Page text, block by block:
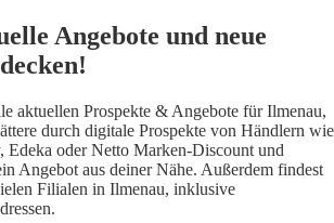
Angebote und neue
aktuellen Prospekte & Angebote für Ilmenau,
durch digitale Prospekte von Händlern wie
oder Netto Marken-Discount und
Angebot aus deiner Nähe. Außerdem findest
Filialen in Ilmenau, inklusive